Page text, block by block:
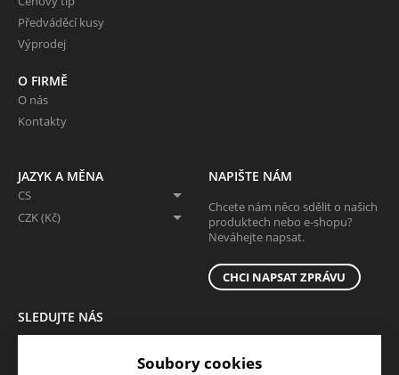
Předváděcí kusy
Výprodej
O FIRMĚ
O nás
Kontakty
JAZYK A MĚNA
CS
CZK (Kč)
NAPIŠTE NÁM
Chcete nám něco sdělit o našich
produktech nebo e-shopu?
Neváhejte napsat.
CHCI NAPSAT ZPRÁVU
SLEDUJTE NÁS
Soubory cookies